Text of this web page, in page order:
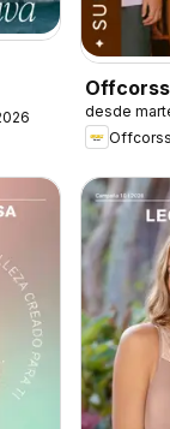
desde
Offcorss